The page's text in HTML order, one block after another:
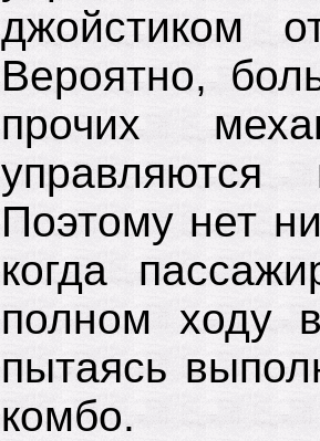
джойстиком
Вероятно,
прочих
Поэтому нет
когда
полном ходу
пытаясь
комбо.